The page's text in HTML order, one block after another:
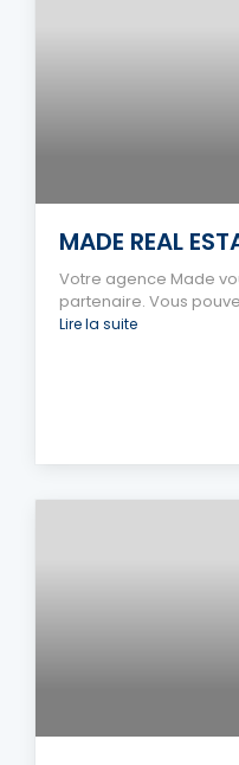
MADE REAL
Votre agence Made
partenaire. Vous
Lire la suite